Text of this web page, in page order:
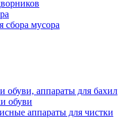
сбора мусора
обуви, аппараты для бахил
обуви
аппараты для чистки